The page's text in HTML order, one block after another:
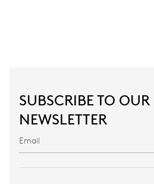
SUBSCRIBE TO OUR
NEWSLETTER